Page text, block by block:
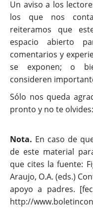
Un aviso a los
los que nos
reiteramos que
espacio abierto
comentarios y
se exponen; o
consideren
Sólo nos queda
pronto y no te
Nota. En caso de
de este material
que cites la fuente:
Araujo, O.A. (eds.)
apoyo a padres.
http://